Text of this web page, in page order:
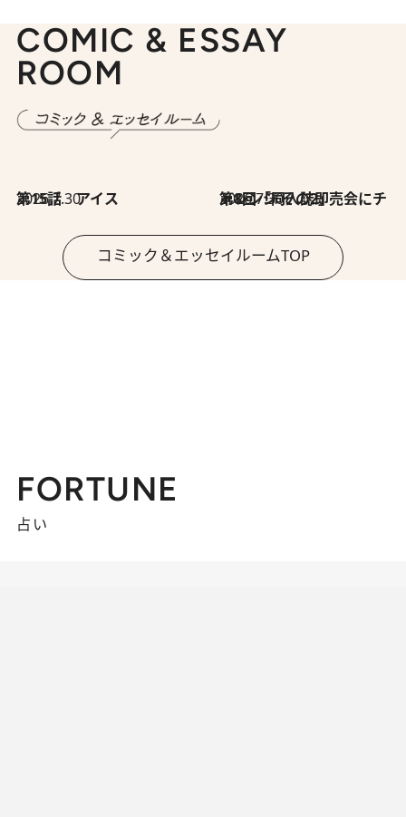
COMIC & ESSAY
ROOM
2026.7.30
第15話 アイス 2026.7.30
第8回「同人誌即売会にチャレンジ その2」
コミック＆エッセイルームTOP
FORTUNE
占い